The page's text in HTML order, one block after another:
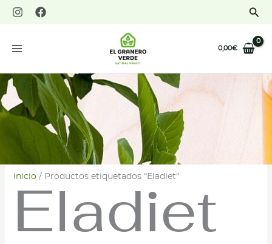
0,00€
Inicio / Productos etiquetados “Eladiet”
Eladiet